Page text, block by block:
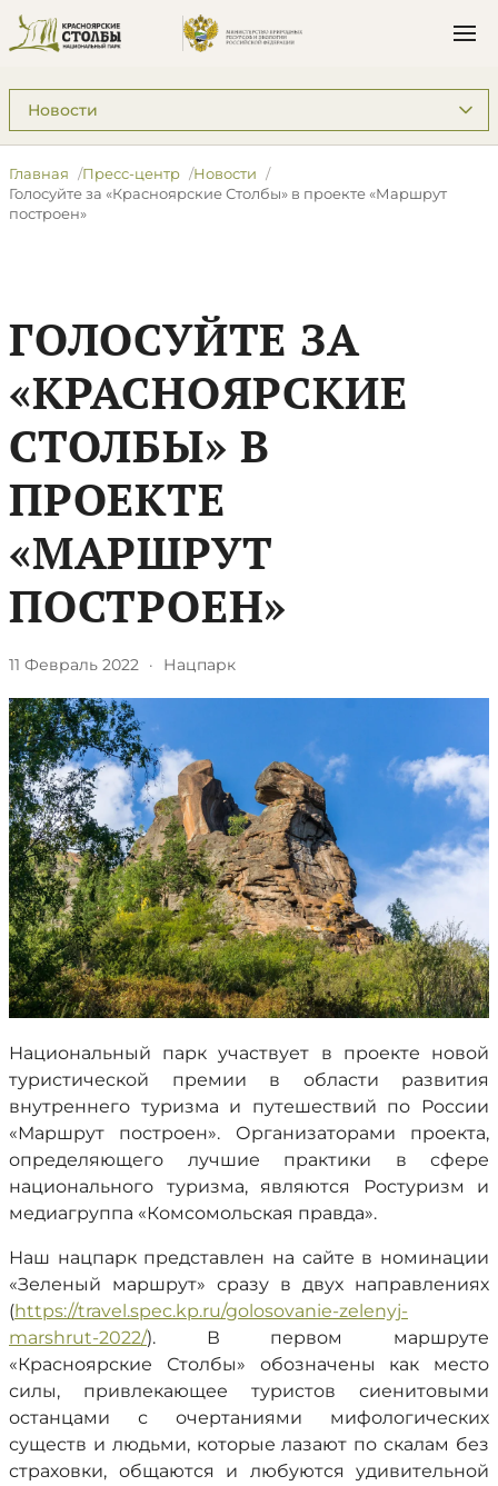
Подразделы: Пресс-центр
Главная Пресс-центр
Новости
​Голосуйте за «Красноярские Столбы» в проекте «Маршрут
построен»
​ГОЛОСУЙТЕ ЗА
«КРАСНОЯРСКИЕ
СТОЛБЫ» В
ПРОЕКТЕ
«МАРШРУТ
ПОСТРОЕН»
11 Февраль 2022 · Нацпарк
Национальный парк участвует в проекте новой
туристической премии в области развития
внутреннего туризма и путешествий по России
«Маршрут построен». Организаторами проекта,
определяющего лучшие практики в сфере
национального туризма, являются Ростуризм и
медиагруппа «Комсомольская правда».
Наш нацпарк представлен на сайте в номинации
«Зеленый маршрут» сразу в двух направлениях
(https://travel.spec.kp.ru/golosovanie-zelenyj-
marshrut-2022/). В первом маршруте
«Красноярские Столбы» обозначены как место
силы, привлекающее туристов сиенитовыми
останцами с очертаниями мифологических
существ и людьми, которые лазают по скалам без
страховки, общаются и любуются удивительной